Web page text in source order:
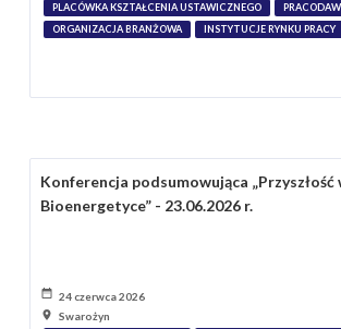
PLACÓWKA KSZTAŁCENIA USTAWICZNEGO
ORGANIZACJA BRANŻOWA
INSTYTUCJE RYNKU PRACY
Konferencja podsumowująca „Przyszłość
Bioenergetyce” - 23.06.2026 r.
24 czerwca 2026
Swarożyn